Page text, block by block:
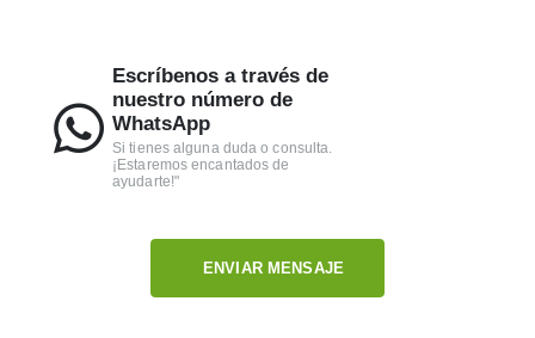
Escríbenos a través de
nuestro número de
WhatsApp
Si tienes alguna duda o consulta.
¡Estaremos encantados de
ayudarte!"
ENVIAR MENSAJE